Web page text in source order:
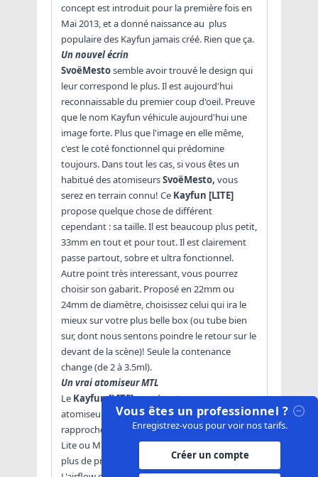
Vous êtes un professionnel ?
Enregistrez-vous pour voir nos tarifs.
Créer un compte
concept est introduit pour la première fois en
Mai 2013, et a donné naissance au plus
populaire des Kayfun jamais créé. Rien que ça.
Un nouvel écrin
SvoëMestosemble avoir trouvé le design qui
leur correspond le plus. Il est aujourd'hui
reconnaissable du premier coup d'oeil. Preuve
que le nom Kayfun véhicule aujourd'hui une
image forte. Plus que l'image en elle même,
c'est le coté fonctionnel qui prédomine
toujours. Dans tout les cas, si vous êtes un
habitué des atomiseursSvoëMesto, vous
serez en terrain connu! Ce Kayfun [LITE]
propose quelque chose de différent
cependant : sa taille. Il est beaucoup plus petit,
33mm en tout et pour tout. Il est clairement
passe partout, sobre et ultra fonctionnel.
Autre point très interessant, vous pourrez
choisir son gabarit. Proposé en 22mm ou
24mm de diamètre, choisissez celui qui ira le
mieux sur votre plus belle box (ou tube bien
sur, dont nous sentons poindre le retour sur le
devant de la scène)! Seule la contenance
change (de 2 à 3.5ml).
Un vrai atomiseur MTL
Le Kayfun [LITE]se présente comme un pur
atomiseur MTL (Mouth To Lung). Nous nous
rapprochons bien plus des légendaires Kayfun
Lite ou Mini v3 au niveau de l'utilisation, avec
plus de précision et de versatilité!